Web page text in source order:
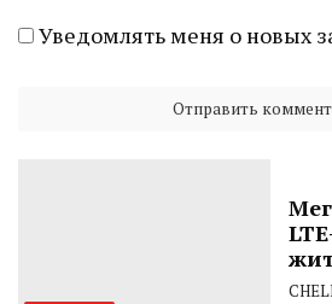
Уведомлять меня о новых